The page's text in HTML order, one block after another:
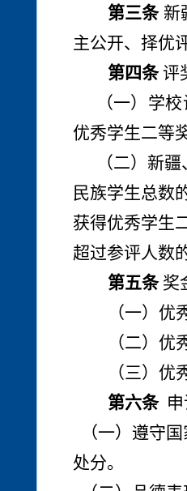
第三条 新
主公开、择优
第四条评
（一）学
优秀学生二等
（二）新
民族学生总数
获得优秀学生
超过参评人数
第五条 奖
（一）优
（二）优
（三）
第六条申
（一）遵守
处分。